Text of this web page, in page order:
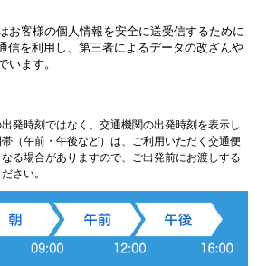
お客様の個人情報を安全に送受信するために
信を利用し、第三者によるデータの改ざんや
います。
発時刻ではなく、交通機関の出発時刻を表示し
（午前・午後など）は、ご利用いただく交通便
る場合がありますので、ご出発前にお渡しする
さい。